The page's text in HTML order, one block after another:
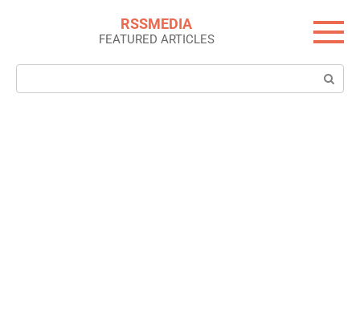
RSSMEDIA
FEATURED ARTICLES
Search: